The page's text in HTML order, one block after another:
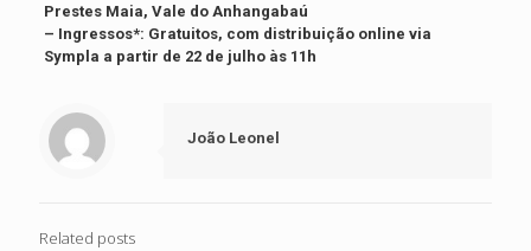
Prestes Maia, Vale do Anhangabaú
– Ingressos*: Gratuitos, com distribuição online via
Sympla a partir de 22 de julho às 11h
João Leonel
Related posts